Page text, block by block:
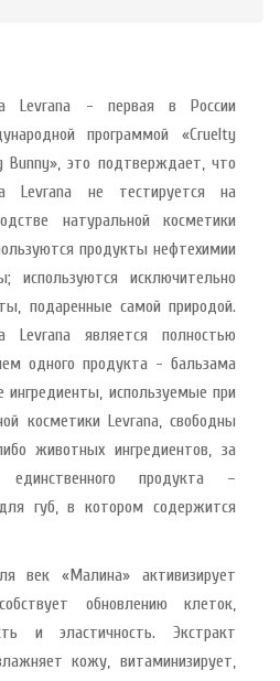
Levrana - первая в России
программой «Cruelty
Bunny», это подтверждает, что
Levrana не тестируется на
натуральной косметики
продукты нефтехимии
используются исключительно
подаренные самой природой.
Levrana является полностью
одного продукта - бальзама
ингредиенты, используемые при
косметики Levrana, свободны
животных ингредиентов, за
единственного продукта –
губ, в котором содержится
век «Малина» активизирует
обновлению клеток,
и эластичность. Экстракт
кожу, витаминизирует,